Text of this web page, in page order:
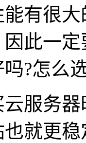
有很
此一
?怎么
务器
就更